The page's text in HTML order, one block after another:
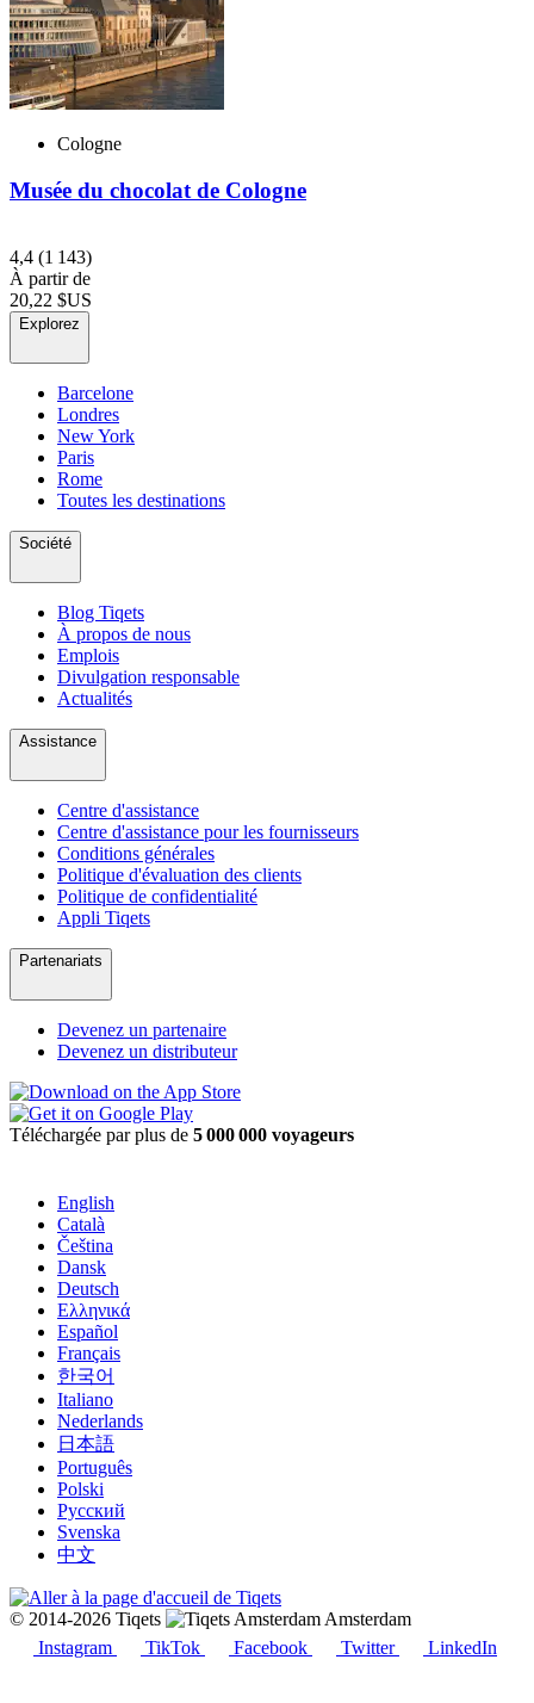
Cologne
Musée du chocolat de Cologne
4,4 (1 143)
À partir de
20,22 $US
Explorez
Barcelone
Londres
New York
Paris
Rome
Toutes les destinations
Société
Blog Tiqets
À propos de nous
Emplois
Divulgation responsable
Actualités
Assistance
Centre d'assistance
Centre d'assistance pour les fournisseurs
Conditions générales
Politique d'évaluation des clients
Politique de confidentialité
Appli Tiqets
Partenariats
Devenez un partenaire
Devenez un distributeur
Téléchargée par plus de 5 000 000 voyageurs
English
Català
Čeština
Dansk
Deutsch
Ελληνικά
Español
Français
한국어
Italiano
Nederlands
日本語
Português
Polski
Русский
Svenska
中文
© 2014-2026 Tiqets
Amsterdam
Instagram
TikTok Facebook Twitter LinkedIn